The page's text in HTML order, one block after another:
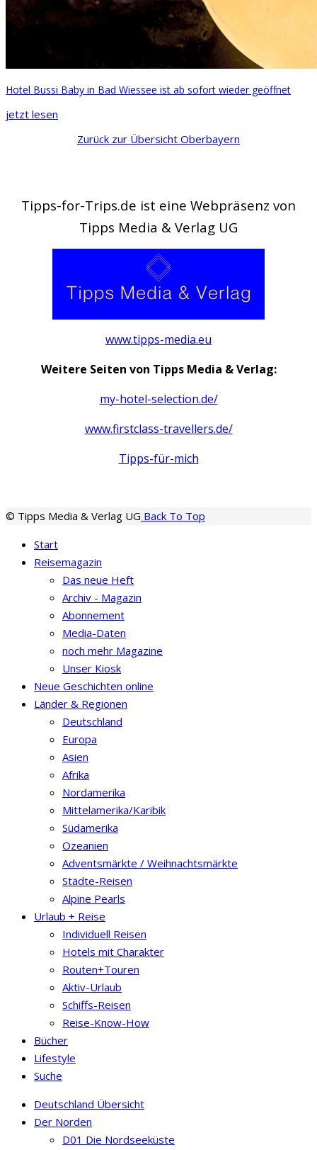
Hotel Bussi Baby in Bad Wiessee ist ab sofort wieder geöffnet
jetzt lesen
Zurück zur Übersicht Oberbayern
Tipps-for-Trips.de ist eine Webpräsenz von
Tipps Media & Verlag UG
www.tipps-media.eu
Weitere Seiten von Tipps Media & Verlag:
my-hotel-selection.de/
www.firstclass-travellers.de/
Tipps-für-mich
© Tipps Media & Verlag UG Back To Top
Start
Reisemagazin
Das neue Heft
Archiv - Magazin
Abonnement
Media-Daten
noch mehr Magazine
Unser Kiosk
Neue Geschichten online
Länder & Regionen
Deutschland
Europa
Asien
Afrika
Nordamerika
Mittelamerika/Karibik
Südamerika
Ozeanien
Adventsmärkte / Weihnachtsmärkte
Städte-Reisen
Alpine Pearls
Urlaub + Reise
Individuell Reisen
Hotels mit Charakter
Routen+Touren
Aktiv-Urlaub
Schiffs-Reisen
Reise-Know-How
Bücher
Lifestyle
Suche
Deutschland Übersicht
Der Norden
D01 Die Nordseeküste